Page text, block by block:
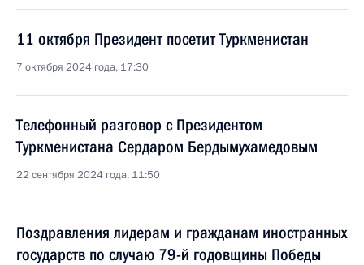
11 октября Президент посетит Туркменистан
7 октября 2024 года, 17:30
Телефонный разговор с Президентом
Туркменистана Сердаром Бердымухамедовым
22 сентября 2024 года, 11:50
Поздравления лидерам и гражданам иностранных
государств по случаю 79-й годовщины Победы